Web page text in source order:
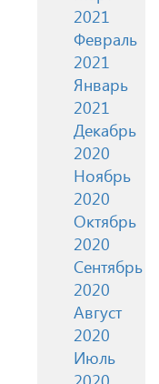
2021
Февраль
2021
Январь
2021
Декабрь
2020
Ноябрь
2020
Октябрь
2020
Сентябрь
2020
Август
2020
Июль